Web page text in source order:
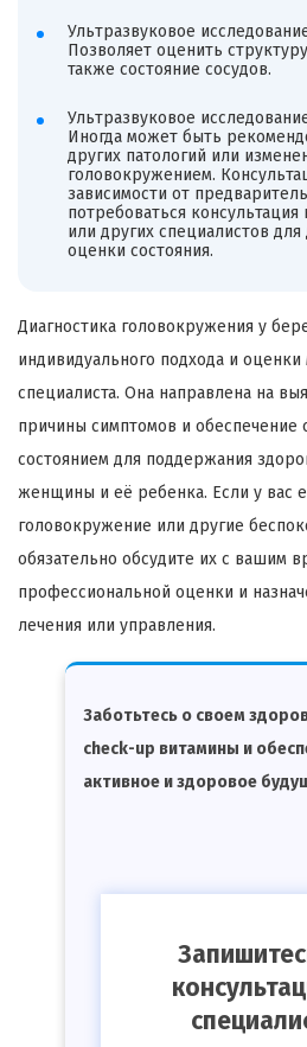
Ультразвуковое
Позволяет оценить
также состояние сосудов.
Ультразвуковое
Иногда может быть
других патологий или
головокружением.
зависимости от
потребоваться консультация
или других специалистов
оценки состояния.
Диагностика головокружения у
индивидуального подхода и
специалиста. Она направлена на
причины симптомов и обеспечение
состоянием для поддержания
женщины и её ребенка. Если у вас
головокружение или другие
обязательно обсудите их с вашим
профессиональной оценки и
лечения или управления.
Заботьтесь о своем
check-up витамины и
активное и здоровое